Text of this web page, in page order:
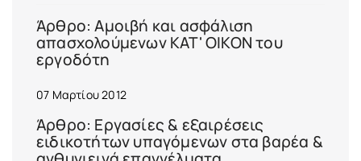
Άρθρο: Αμοιβή και ασφάλιση
απασχολούμενων ΚΑΤ' ΟΙΚΟΝ του
εργοδότη
07 Μαρτίου 2012
Άρθρο: Εργασίες & εξαιρέσεις
ειδικοτήτων υπαγόμενων στα βαρέα &